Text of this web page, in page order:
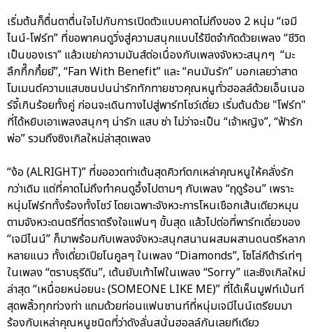
เริ่มต้นก็ตื่นตาตื่นใจไปกับการเปิดตัวแบบคาดไม่ถึงของ 2 หนุ่ม “เจมี
ไนน์-โฟร์ท” ที่ขอพาคนดูวิ่งสู่ความสนุกแบบไร้ขีดจำกัดด้วยเพลง “ชีวิต
เป็นของเรา” แล้วเขย่าความมันส์ต่อเนื่องกับเพลงจังหวะสนุกๆ “มะ
ลึกกึ๊กกึ๋ยย์”, “Fan With Benefit” และ “คนมันรัก” บอกเลยว่าสาด
โมเมนต์ความแสบซนปนน่ารักทักทายชาวคุณหนูทั่วฮอลล์ด้วยเอ็นเนอ
ร์จี้เกินร้อยทั้งคู่ ก่อนจะเดินทางไปสู่พาร์ทโชว์เดี่ยว เริ่มต้นด้วย "โฟร์ท"
ที่ได้หยิบเอาเพลงสนุกๆ น่ารัก แสบ ซ่า ไม่ว่าจะเป็น “เจ้าหญิง”, “ฟ้ารัก
พ่อ” รวมถึงซิงเกิลใหม่ล่าสุดเพลง
“ง้อ (ALRIGHT)” ที่ขออวดท่าเต้นสุดคิวท์ตกเหล่าคุณหนูให้คลั่งรัก
กว่าเดิม แต่ที่คาดไม่ถึงทำคนดูอึ้งไปตามๆ กับเพลง “ฤดูร้อน” เพราะ
หนุ่มโฟร์ททั้งร้องทั้งโชว์ โดยเฉพาะจังหวะการโหนเชือกเส้นเดียวหมุน
ตามจังหวะดนตรีที่ตราตรึงใจแฟนๆ ขั้นสุด แล้วไปต่อที่พาร์ทเดี่ยวของ
“เจมีไนน์” ก็มาพร้อมกับเพลงจังหวะสนุกสนานผสมผสานดนตรีหลาก
หลายแนว ทั้งเดี่ยวเปียโนคูลๆ ในเพลง “Diamonds”, โซโล่กีต้าร์เท่ๆ
ในเพลง “ตราบธุรีดิน”, เต้นยับเท้าไฟในเพลง “Sorry” และซิงเกิลใหม่
ล่าสุด “เหนื่อยหน่อยนะ (SOMEONE LIKE ME)” ที่ได้เห็นมูฟท์เม้นท์
สุดพลิ้วทุกท่วงท่า แถมด้วยท่อนแฟนชานท์ที่หนุ่มเจมีไนน์เตรียมมา
ร้องกับเหล่าคุณหนูชนิดที่ว่าดังลั่นสนั่นฮอลล์กันเลยทีเดียว